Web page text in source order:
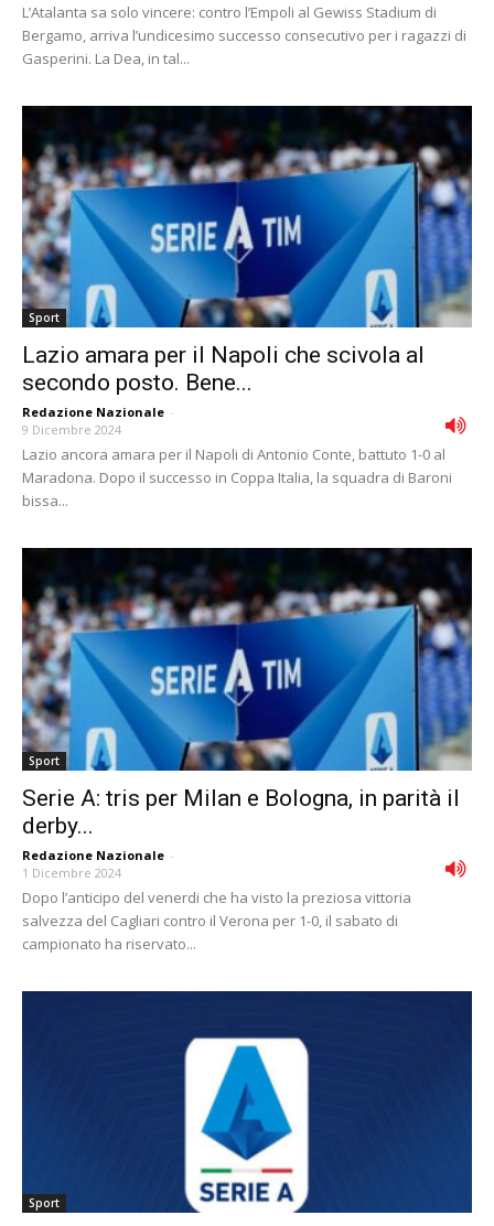
L’Atalanta sa solo vincere: contro l’Empoli al Gewiss Stadium di
Bergamo, arriva l’undicesimo successo consecutivo per i ragazzi di
Gasperini. La Dea, in tal...
Sport
Lazio amara per il Napoli che scivola al
secondo posto. Bene...
Redazione Nazionale -
9 Dicembre 2024
Lazio ancora amara per il Napoli di Antonio Conte, battuto 1-0 al
Maradona. Dopo il successo in Coppa Italia, la squadra di Baroni
bissa...
Sport
Serie A: tris per Milan e Bologna, in parità il
derby...
Redazione Nazionale -
1 Dicembre 2024
Dopo l’anticipo del venerdi che ha visto la preziosa vittoria
salvezza del Cagliari contro il Verona per 1-0, il sabato di
campionato ha riservato...
Sport